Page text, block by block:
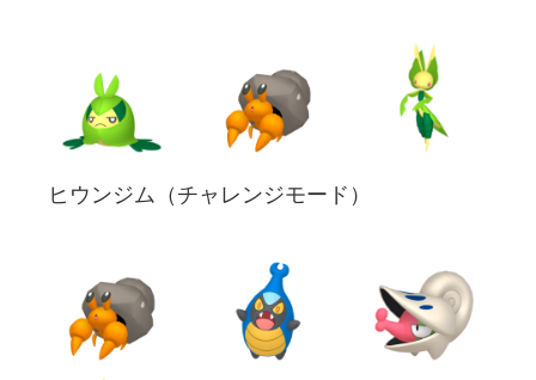
ヒウンジム（チャレンジモード）